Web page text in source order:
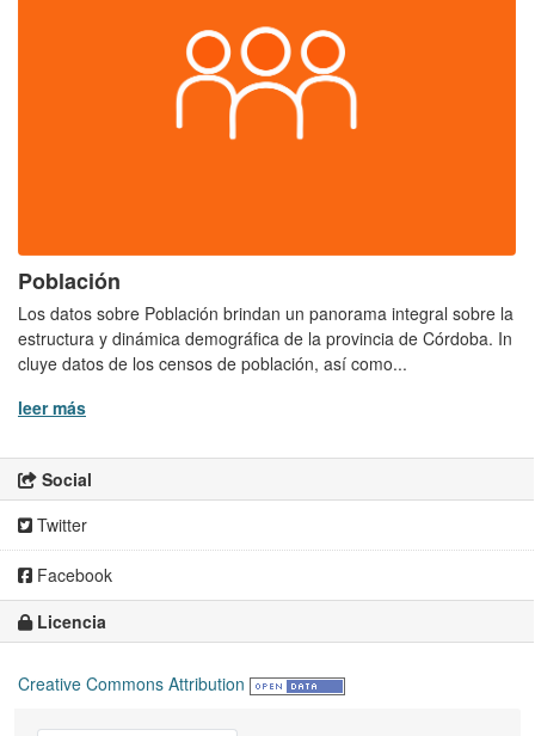
Población
Los datos sobre Población brindan un panorama integral sobre la
estructura y dinámica demográfica de la provincia de Córdoba. In
cluye datos de los censos de población, así como...
leer más
Social
Twitter
Facebook
Licencia
Creative Commons Attribution